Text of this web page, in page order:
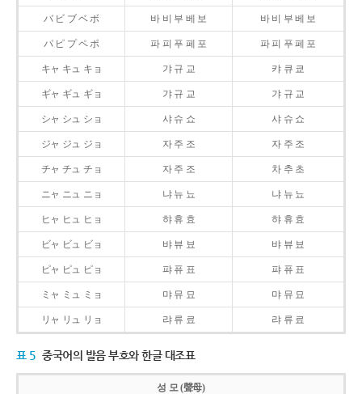
バ ビ ブ ベ ボ 바 비 부 베 보 바 비 부 베 보
パ ピ プ ペ ポ 파 피 푸 페 포 파 피 푸 페 포
キャ キュ キョ 갸 규 교 캬 큐 쿄
ギャ ギュ ギョ 갸 규 교 갸 규 교
シャ シュ ショ 샤 슈 쇼 샤 슈 쇼
ジャ ジュ ジョ 자 주 조 자 주 조
チャ チュ チョ 자 주 조 차 추 초
ニャ ニュ ニョ 냐 뉴 뇨 냐 뉴 뇨
ヒャ ヒュ ヒョ 햐 휴 효 햐 휴 효
ビャ ビュ ビョ 뱌 뷰 뵤 뱌 뷰 뵤
ピャ ピュ ピョ 퍄 퓨 표 퍄 퓨 표
ミャ ミュ ミョ 먀 뮤 묘 먀 뮤 묘
リャ リュ リョ 랴 류 료 랴 류 료
표 5 중국어의 발음 부호와 한글 대조표
성 모 (聲母)